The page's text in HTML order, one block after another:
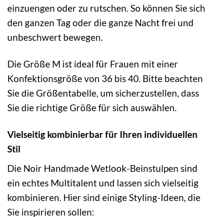
einzuengen oder zu rutschen. So können Sie sich
den ganzen Tag oder die ganze Nacht frei und
unbeschwert bewegen.
Die Größe M ist ideal für Frauen mit einer
Konfektionsgröße von 36 bis 40. Bitte beachten
Sie die Größentabelle, um sicherzustellen, dass
Sie die richtige Größe für sich auswählen.
Vielseitig kombinierbar für Ihren individuellen
Stil
Die Noir Handmade Wetlook-Beinstulpen sind
ein echtes Multitalent und lassen sich vielseitig
kombinieren. Hier sind einige Styling-Ideen, die
Sie inspirieren sollen: